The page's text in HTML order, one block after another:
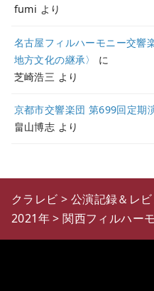
fumi より
名古屋フィルハーモニー交響
地方文化の継承〉
に
芝崎浩三 より
京都市交響楽団 第699回定期
畠山博志 より
クラレビ > 公演記録＆レ
2021年>関西フィルハー